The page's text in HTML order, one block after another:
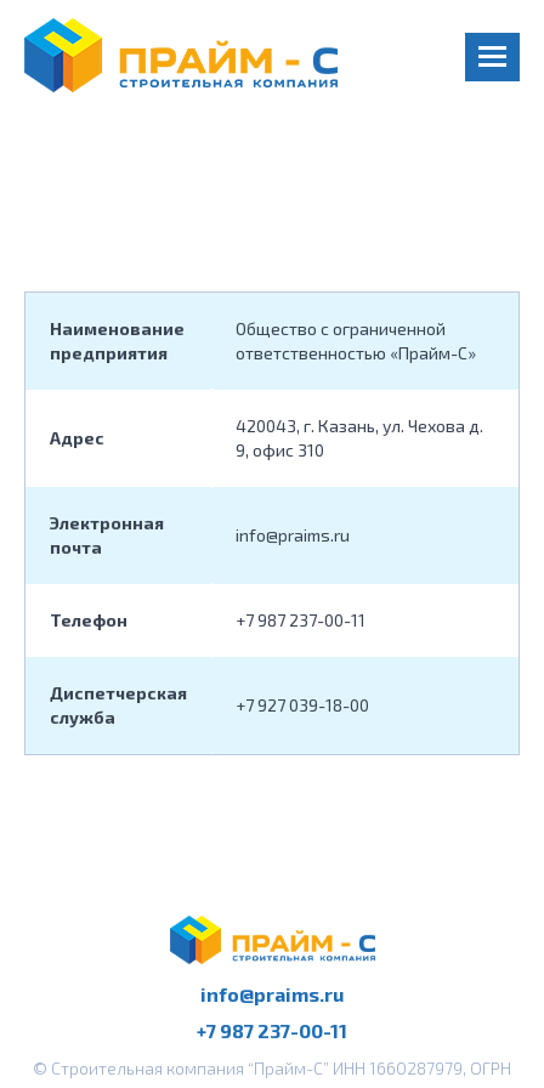
Наименование
предприятия
Общество с ограниченной
ответственностью «Прайм-С»
Адрес
420043, г. Казань, ул. Чехова д.
9, офис 310
Электронная
почта
info@praims.ru
Телефон +7 987 237-00-11
Диспетчерская
служба
+7 927 039-18-00
info@praims.ru
+7 987 237-00-11
© Строительная компания “Прайм-С” ИНН 1660287979, ОГРН